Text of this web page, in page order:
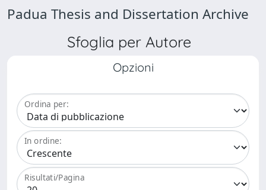
Padua Thesis and Dissertation Archive
Sfoglia per Autore
Opzioni
Ordina per:
In ordine:
Risultati/Pagina